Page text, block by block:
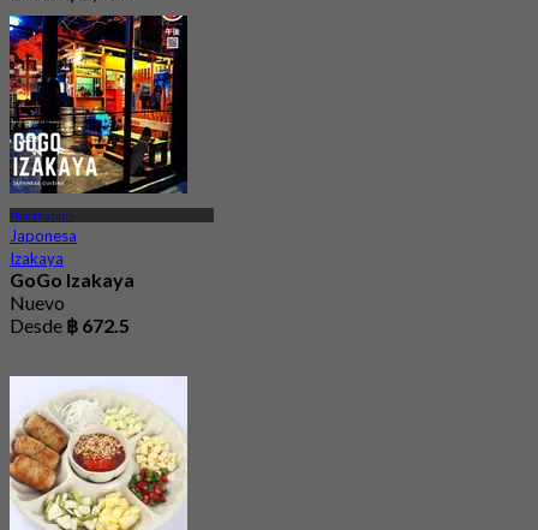
Nonthaburi
Japonesa
Izakaya
GoGo Izakaya
Nuevo
Desde ฿ 672.5